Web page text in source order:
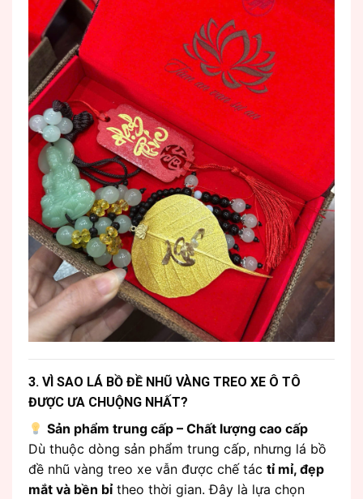
3. VÌ SAO LÁ BỒ ĐỀ NHŨ VÀNG TREO XE Ô TÔ
ĐƯỢC ƯA CHUỘNG NHẤT?
Sản phẩm trung cấp – Chất lượng cao cấp
Dù thuộc dòng sản phẩm trung cấp, nhưng lá bồ
đề nhũ vàng treo xe vẫn được chế tác tỉ mỉ, đẹp
mắt và bền bỉtheo thời gian. Đây là lựa chọn